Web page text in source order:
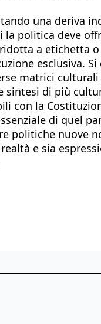
una deriva
la politica deve
a etichetta
esclusiva. Si
matrici
sintesi di più
con la
di quel
politiche nuove
e sia